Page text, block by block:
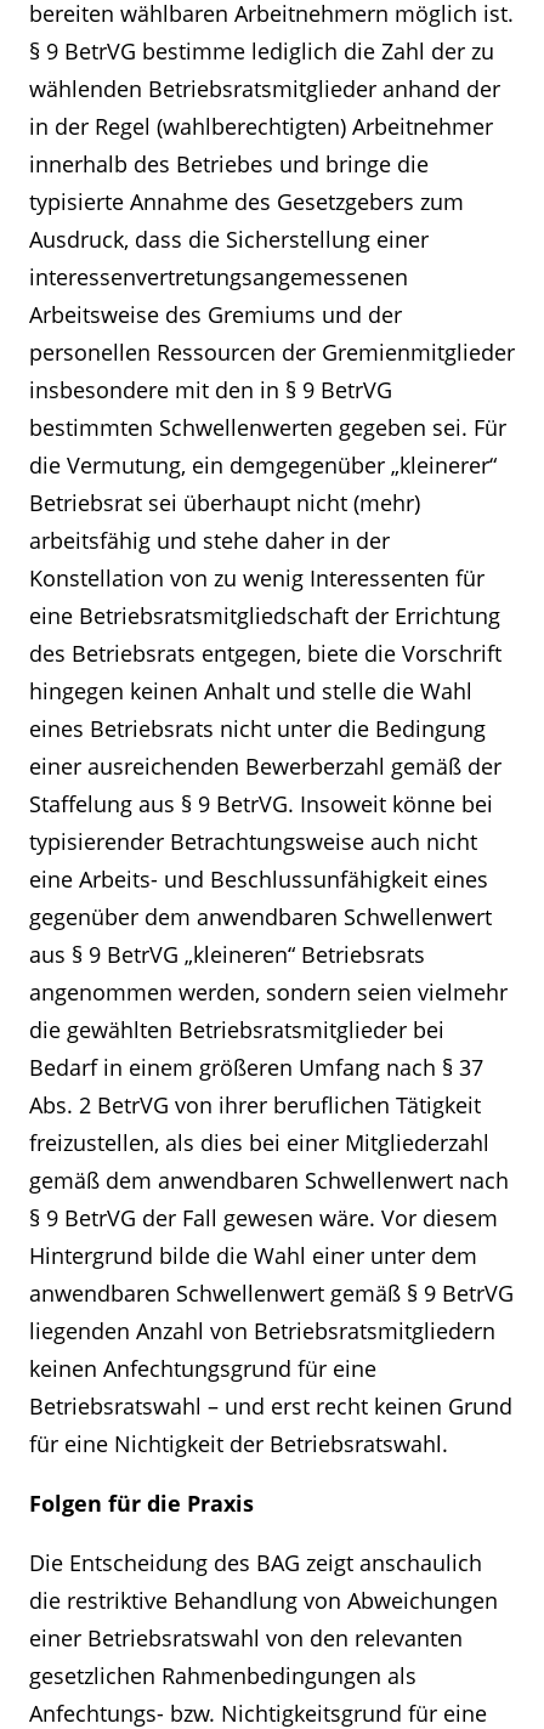
bereiten wählbaren Arbeitnehmern möglich ist.
§ 9 BetrVG bestimme lediglich die Zahl der zu
wählenden Betriebsratsmitglieder anhand der
in der Regel (wahlberechtigten) Arbeitnehmer
innerhalb des Betriebes und bringe die
typisierte Annahme des Gesetzgebers zum
Ausdruck, dass die Sicherstellung einer
interessenvertretungsangemessenen
Arbeitsweise des Gremiums und der
personellen Ressourcen der Gremienmitglieder
insbesondere mit den in § 9 BetrVG
bestimmten Schwellenwerten gegeben sei. Für
die Vermutung, ein demgegenüber „kleinerer“
Betriebsrat sei überhaupt nicht (mehr)
arbeitsfähig und stehe daher in der
Konstellation von zu wenig Interessenten für
eine Betriebsratsmitgliedschaft der Errichtung
des Betriebsrats entgegen, biete die Vorschrift
hingegen keinen Anhalt und stelle die Wahl
eines Betriebsrats nicht unter die Bedingung
einer ausreichenden Bewerberzahl gemäß der
Staffelung aus § 9 BetrVG. Insoweit könne bei
typisierender Betrachtungsweise auch nicht
eine Arbeits- und Beschlussunfähigkeit eines
gegenüber dem anwendbaren Schwellenwert
aus § 9 BetrVG „kleineren“ Betriebsrats
angenommen werden, sondern seien vielmehr
die gewählten Betriebsratsmitglieder bei
Bedarf in einem größeren Umfang nach § 37
Abs. 2 BetrVG von ihrer beruflichen Tätigkeit
freizustellen, als dies bei einer Mitgliederzahl
gemäß dem anwendbaren Schwellenwert nach
§ 9 BetrVG der Fall gewesen wäre. Vor diesem
Hintergrund bilde die Wahl einer unter dem
anwendbaren Schwellenwert gemäß § 9 BetrVG
liegenden Anzahl von Betriebsratsmitgliedern
keinen Anfechtungsgrund für eine
Betriebsratswahl – und erst recht keinen Grund
für eine Nichtigkeit der Betriebsratswahl.
Folgen für die Praxis
Die Entscheidung des BAG zeigt anschaulich
die restriktive Behandlung von Abweichungen
einer Betriebsratswahl von den relevanten
gesetzlichen Rahmenbedingungen als
Anfechtungs- bzw. Nichtigkeitsgrund für eine